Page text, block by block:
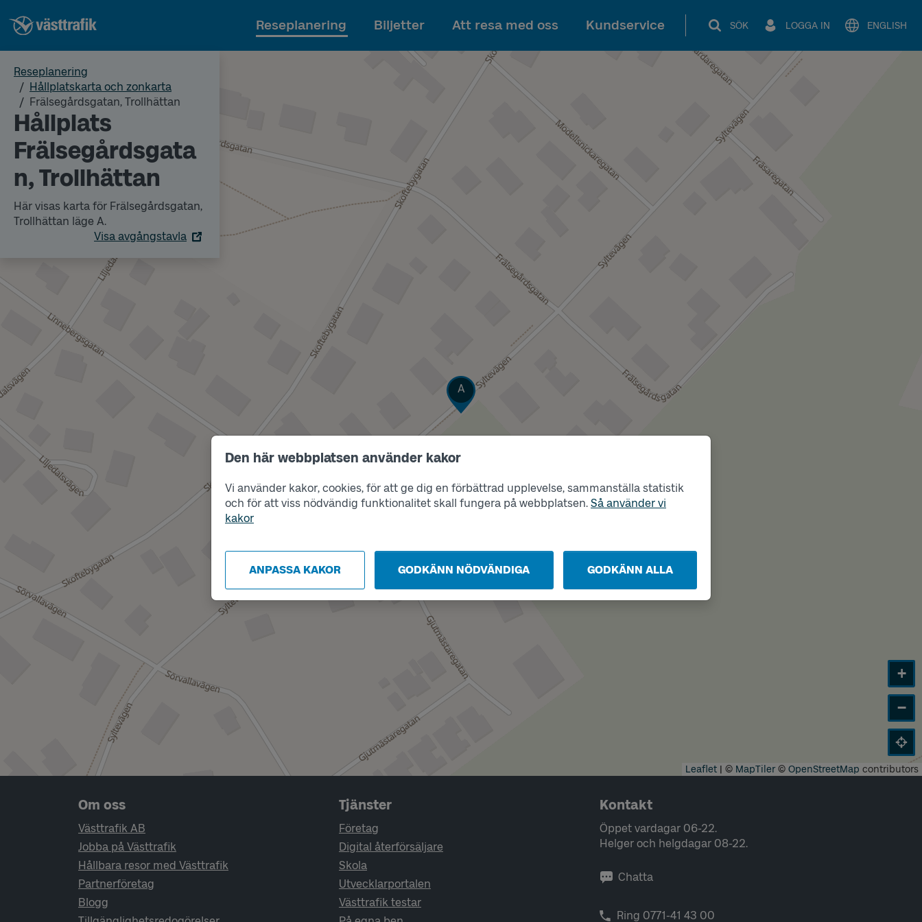
Den här webbplatsen använder kakor
Vi använder kakor, cookies, för att ge dig en förbättrad upplevelse, sammanställa statistik
och för att viss nödvändig funktionalitet skall fungera på webbplatsen. Så använder vi
kakor
ANPASSA KAKOR GODKÄNN NÖDVÄNDIGA GODKÄNN ALLA
Till innehållet
Reseplanering Biljetter Att resa med oss Kundservice SÖK LOGGA IN ENGLISH
Reseplanering
Hållplatskarta och zonkarta
Frälsegårdsgatan, Trollhättan
Hållplats
Frälsegårdsgata
n, Trollhättan
Här visas karta för Frälsegårdsgatan,
Trollhättan läge A.
Visa avgångstavla
Läge
A
+
−
Leaflet | © MapTiler© OpenStreetMap contributors
Sidfotsnavigering
Om oss
Västtrafik AB
Jobba på Västtrafik
Hållbara resor med Västtrafik
Partnerföretag
Blogg
Tjänster
Företag
Digital återförsäljare
Skola
Utvecklarportalen
Västtrafik testar
Kontakt
Öppet vardagar 06-22.
Helger och helgdagar 08-22.
Chatta
Ring 0771-41 43 00